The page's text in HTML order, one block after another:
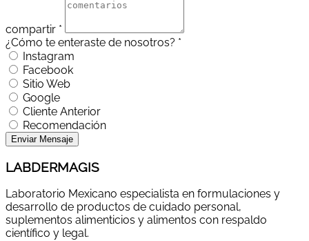
compartir *
¿Cómo te enteraste de nosotros? *
Instagram
Facebook
Sitio Web
Google
Cliente Anterior
Recomendación
Enviar Mensaje
LABDERMAGIS
Laboratorio Mexicano especialista en formulaciones y
desarrollo de productos de cuidado personal,
suplementos alimenticios y alimentos con respaldo
científico y legal.